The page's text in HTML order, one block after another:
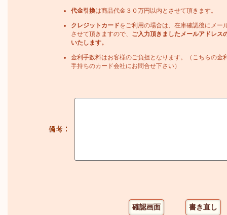
代金引換は商品代金３０万円以内とさせて頂きます。
クレジットカードをご利用の場合は、在庫確認後にメー
させて頂きますので、
ご入力頂きましたメールアドレス
いたします。
金利手数料はお客様のご負担となります。（こちらの金
手持ちのカード会社にお問合せ下さい）